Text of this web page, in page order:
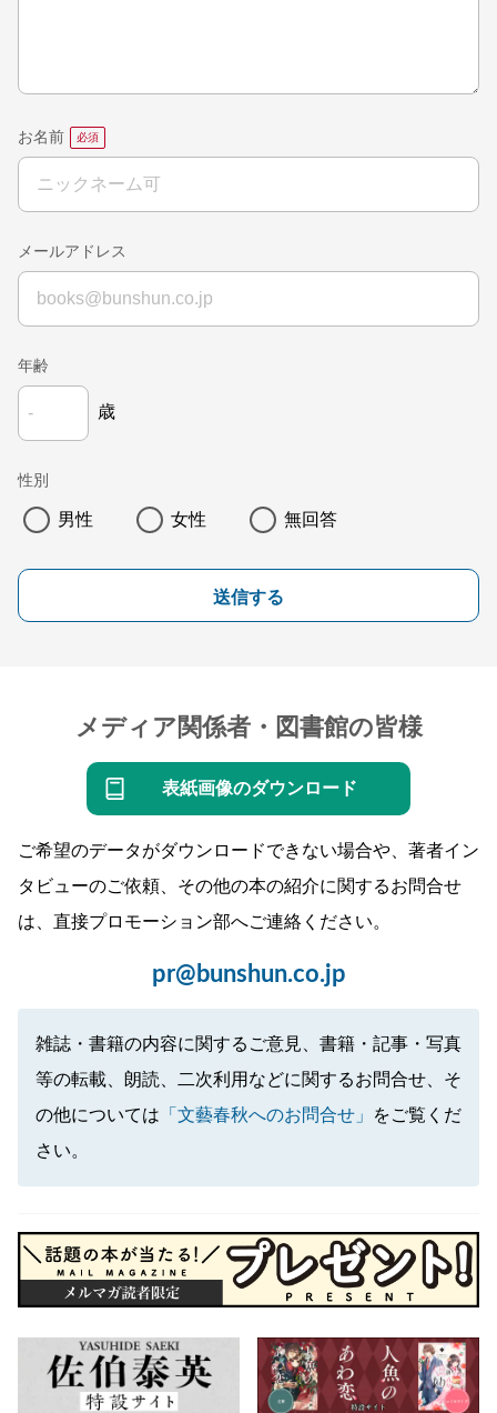
お名前
メールアドレス
年齢
歳
性別
男性 女性 無回答
送信する
メディア関係者・図書館の皆様
表紙画像のダウンロード
ご希望のデータがダウンロードできない場合や、著者イン
タビューのご依頼、その他の本の紹介に関するお問合せ
は、直接プロモーション部へご連絡ください。
pr@bunshun.co.jp
雑誌・書籍の内容に関するご意見、書籍・記事・写真
等の転載、朗読、二次利用などに関するお問合せ、そ
の他については 「文藝春秋へのお問合せ」
をご覧くだ
さい。